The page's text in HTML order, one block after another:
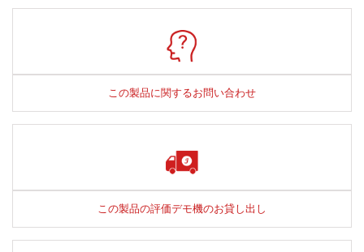
この製品に関するお問い合わせ
この製品の評価デモ機のお貸し出し